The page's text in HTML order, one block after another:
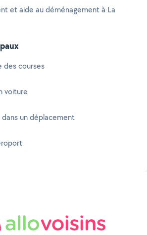
et aide au déménagement à La
des courses
voiture
un déplacement